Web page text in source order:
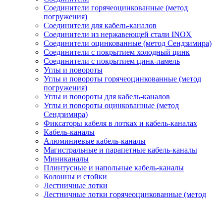
Соединители горячеоцинкованные (метод
погружения)
Соединители для кабель-каналов
Соединители из нержавеющей стали INOX
Соединители оцинкованные (метод Сендзимира)
Соединители с покрытием холодный цинк
Соединители с покрытием цинк-ламель
Углы и повороты
Углы и повороты горячеоцинкованные (метод
погружения)
Углы и повороты для кабель-каналов
Углы и повороты оцинкованные (метод
Сендзимира)
Фиксаторы кабеля в лотках и кабель-каналах
Кабель-каналы
Алюминиевые кабель-каналы
Магистральные и парапетные кабель-каналы
Миниканалы
Плинтусные и напольные кабель-каналы
Колонны и стойки
Лестничные лотки
Лестничные лотки горячеоцинкованные (метод